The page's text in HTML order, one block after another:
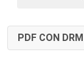
PDF CON DRM